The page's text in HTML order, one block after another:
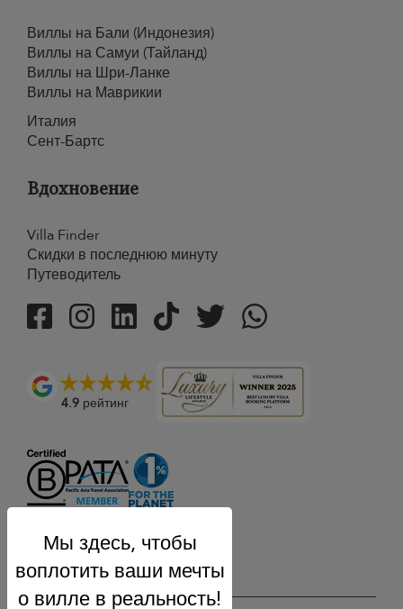
Виллы на Бали (Индонезия)
Виллы на Самуи (Тайланд)
Виллы на Шри-Ланке
Виллы на Маврикии
Италия
Сент-Бартс
Вдохновение
Villa Finder
Скидки в последнюю минуту
Путеводитель
4.9 рейтинг